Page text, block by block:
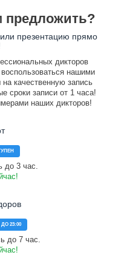
презентацию прямо
дикторов
нашими
качественную запись
сроки записи от 1 часа!
наших дикторов!
до 3 час.
23:00
до 7 час.